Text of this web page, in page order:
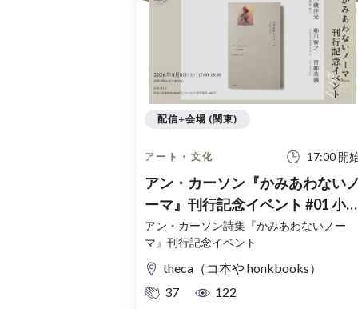
アート・文化 17:00 開
アン・カーソン『かみあわない
ーマ』刊行記念イベント #01 小
洋光× 柳川智之×青柳菜摘
アン・カーソン詩集『かみあわないノー
マ』刊行記念イベント
theca（コ本や honkbooks）
37
122
配信+会場 (関東)